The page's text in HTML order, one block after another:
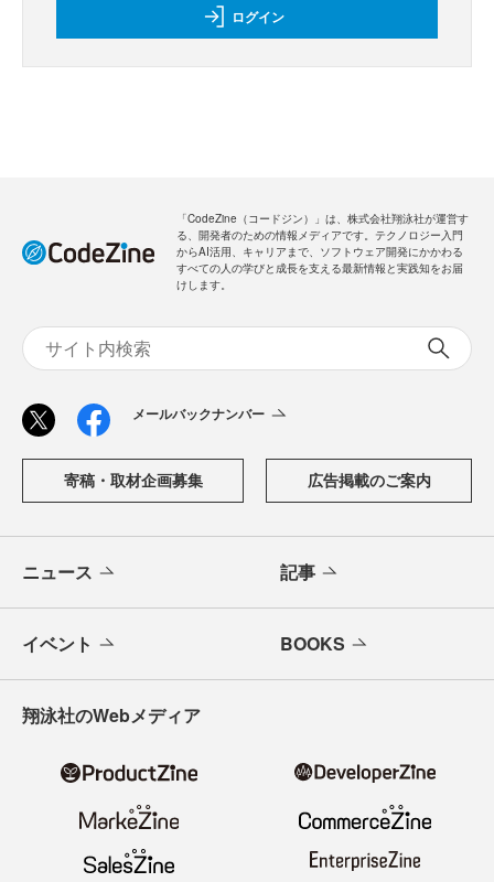
ログイン
「CodeZine（コードジン）」は、株式会社翔泳社が運営す
る、開発者のための情報メディアです。テクノロジー入門
からAI活用、キャリアまで、ソフトウェア開発にかかわる
すべての人の学びと成長を支える最新情報と実践知をお届
けします。
メールバックナンバー
寄稿・取材企画募集 広告掲載のご案内
ニュース 記事
イベント BOOKS
翔泳社のWebメディア